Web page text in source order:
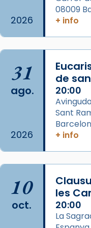
Jaume, fill de
seu germà
acompanyava
Segons el llibre
apòstol màrtir,
Herodes Agripa
Patró de Galícia,
musulmanes
Regnes
El seu sepulcre
...Ver más
2026
08009
+ info
31
ago.
2026
de
20:00
Sant
+ info
10
oct.
les
20:00
La